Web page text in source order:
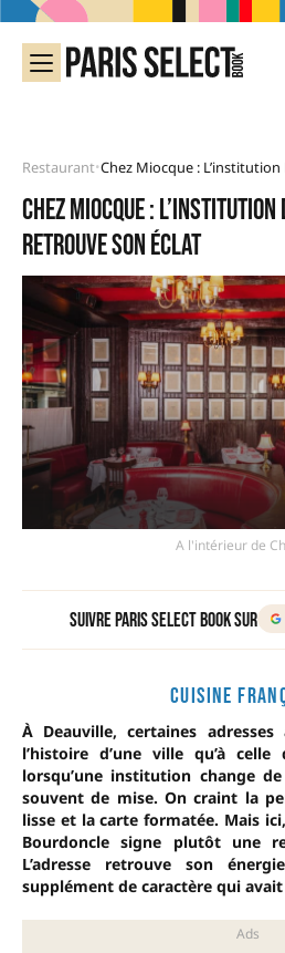
Restaurant•
Chez Miocque :
retrouve son éclat
A l'intérieur de
Suivre Paris Select Book sur
CUISINE
À Deauville, certaines
l’histoire d’une ville qu’à
lorsqu’une institution change
souvent de mise. On craint la
lisse et la carte formatée. Mais
Bourdoncle signe plutôt une
L’adresse retrouve son
supplément de caractère qui